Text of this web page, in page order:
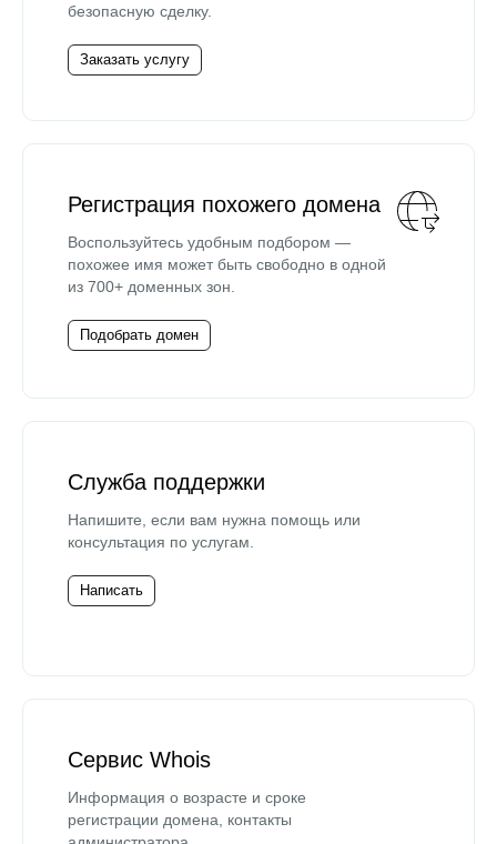
безопасную сделку.
Заказать услугу
Регистрация похожего домена
Воспользуйтесь удобным подбором —
похожее имя может быть свободно в одной
из 700+ доменных зон.
Подобрать домен
Служба поддержки
Напишите, если вам нужна помощь или
консультация по услугам.
Написать
Сервис Whois
Информация о возрасте и сроке
регистрации домена, контакты